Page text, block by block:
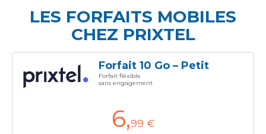
LES FORFAITS MOBILES
CHEZ PRIXTEL
Forfait 10 Go – Petit
Forfait fléxible
sans engagement
6,99 €